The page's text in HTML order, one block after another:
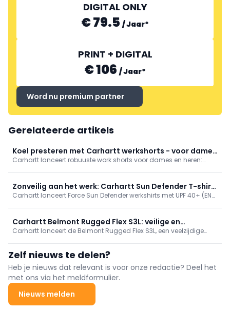
DIGITAL ONLY
€ 79.5 /Jaar*
PRINT + DIGITAL
€ 106 /Jaar*
Word nu premium partner
Gerelateerde artikels
Koel presteren met Carhartt werkshorts - voor dames
en heren
Carhartt lanceert robuuste work shorts voor dames en heren:
slimme zakken, in modellen als Canvas, Ripstop Cargo en
Professional Series. Meer info: carhartt.com.
Zonveilig aan het werk: Carhartt Sun Defender T-shirt
met UPF 40+
Carhartt lanceert Force Sun Defender werkshirts met UPF 40+ (EN
sterke stiksels. Kleuren o.a. zwart/wit; adviesprijzen €39,99 en
€34,99.
Carhartt Belmont Rugged Flex S3L: veilige en
comfortabele werkschoen
Carhartt lanceert de Belmont Rugged Flex S3L, een veelzijdige
van behandeld suède en textiel met ademende mesh; Rugged
Flex en Wide Fit geven extra beweeglijkheid en ruimte bij
uitzettende voeten. Hij voldoet aan EN ISO 20345:2022 S3L met een
aluminium neus (200 J), een G‑Zero antipenetratieplaat en een
Active Pro PU-loopzool die slipvast (SR), antistatisch (A) en
brandstofbestendig (FO) is. Voor comfort zorgen een
uitneembare, vochtregulerende inlegzool met
Zelf nieuws te delen?
Heb je nieuws dat relevant is voor onze redactie? Deel het
met ons via het meldformulier.
Nieuws melden